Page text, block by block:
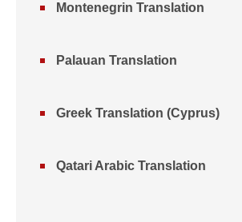
Montenegrin Translation
Palauan Translation
Greek Translation (Cyprus)
Qatari Arabic Translation